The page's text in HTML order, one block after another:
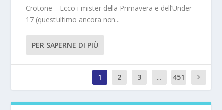
Crotone – Ecco i mister della Primavera e dell’Under
17 (quest’ultimo ancora non...
PER SAPERNE DI PIÙ
1 2 3 ...
451
0